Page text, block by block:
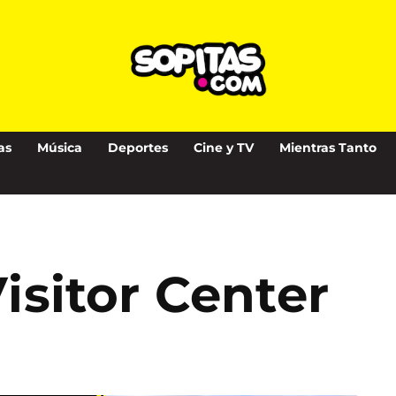
Música Deportes Cine y TV Mientras Tanto
Center